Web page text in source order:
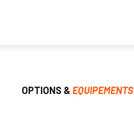
OPTIONS & EQUIPEMENTS